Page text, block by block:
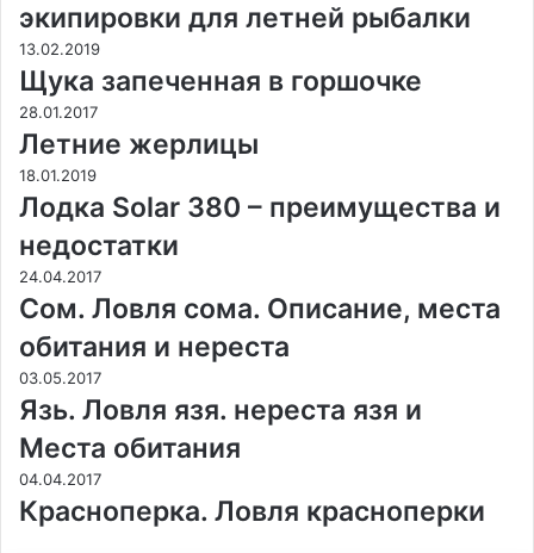
экипировки для летней рыбалки
13.02.2019
Щука запеченная в горшочке
28.01.2017
Летние жерлицы
18.01.2019
Лодка Solar 380 – преимущества и
недостатки
24.04.2017
Сом. Ловля сома. Описание, места
обитания и нереста
03.05.2017
Язь. Ловля язя. нереста язя и
Места обитания
04.04.2017
Красноперка. Ловля красноперки